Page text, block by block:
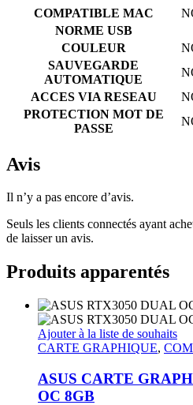
COMPATIBLE MAC
NORME USB
COULEUR
SAUVEGARDE
AUTOMATIQUE
ACCES VIA RESEAU
PROTECTION MOT DE
PASSE
Avis
Il n’y a pas encore d’avis.
Seuls les clients connectés ayant
de laisser un avis.
Produits apparentés
Ajouter à la liste de souhaits
CARTE GRAPHIQUE,
ASUS CARTE
OC 8GB